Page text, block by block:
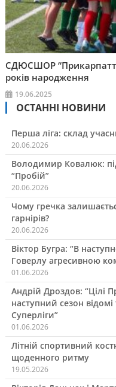
СДЮСШОР
років народження
19.06.2025
ОСТАННІ НОВИНИ
Перша ліга: склад
20.06.2026
Володимир Ковалюк:
“Пробій”
20.06.2026
Чому гречка
гарнірів?
20.06.2026
Віктор Бугра: “В
Говерлу агресивною
01.06.2026
Андрій Дроздов: “Цілі
наступний сезон
Суперліги”
01.06.2026
Літній спортивний
щоденного ритму
19.05.2026